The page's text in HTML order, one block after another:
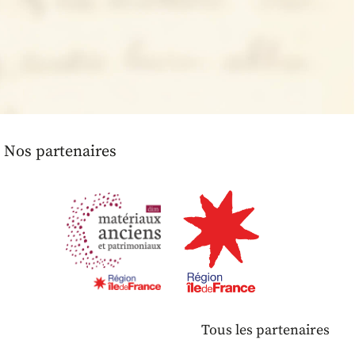
Nos partenaires
Tous les partenaires